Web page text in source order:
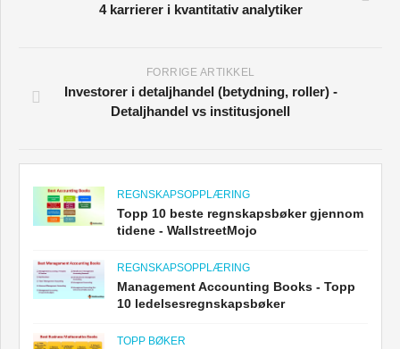
4 karrierer i kvantitativ analytiker
FORRIGE ARTIKKEL
Investorer i detaljhandel (betydning, roller) -
Detaljhandel vs institusjonell
REGNSKAPSOPPLÆRING
Topp 10 beste regnskapsbøker gjennom
tidene - WallstreetMojo
REGNSKAPSOPPLÆRING
Management Accounting Books - Topp
10 ledelsesregnskapsbøker
TOPP BØKER